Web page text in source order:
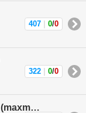
407 0/0
322 0/0
จงมีความสุขในความว่างเปล่า - แม็กมาลี (maxmalee)